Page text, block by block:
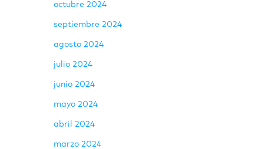
octubre 2024
septiembre 2024
agosto 2024
julio 2024
junio 2024
mayo 2024
abril 2024
marzo 2024